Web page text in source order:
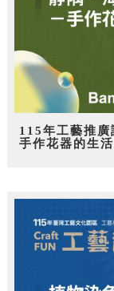
115年工藝推
手作花器的生